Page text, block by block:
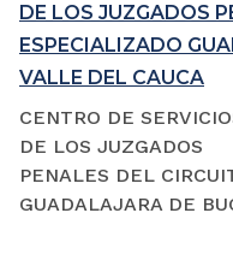
DE LOS JUZGADOS
ESPECIALIZADO
VALLE DEL CAUCA
CENTRO DE
DE LOS JUZGADOS
PENALES DEL
GUADALAJARA DE